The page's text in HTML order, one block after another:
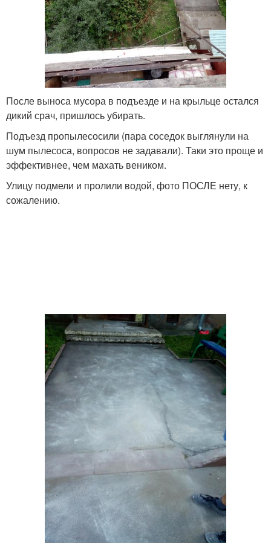
После выноса мусора в подъезде и на крыльце остался
дикий срач, пришлось убирать.
Подъезд пропылесосили (пара соседок выглянули на
шум пылесоса, вопросов не задавали). Таки это проще и
эффективнее, чем махать веником.
Улицу подмели и пролили водой, фото ПОСЛЕ нету, к
сожалению.